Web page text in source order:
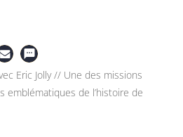
Eric Jolly // Une des missions
emblématiques de l’histoire de